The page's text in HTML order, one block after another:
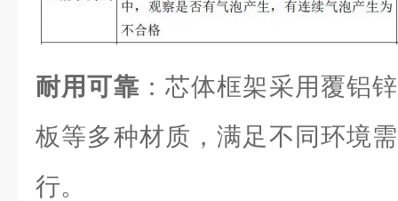
耐用可靠 ：芯体框架采用覆铝
板等多种材质，满足不同环境
行。